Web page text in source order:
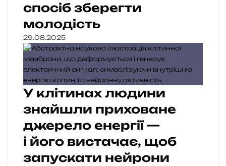
спосіб зберегти
молодість
29.08.2025
У клітинах людини
знайшли приховане
джерело енергії —
і його вистачає, щоб
запускати нейрони